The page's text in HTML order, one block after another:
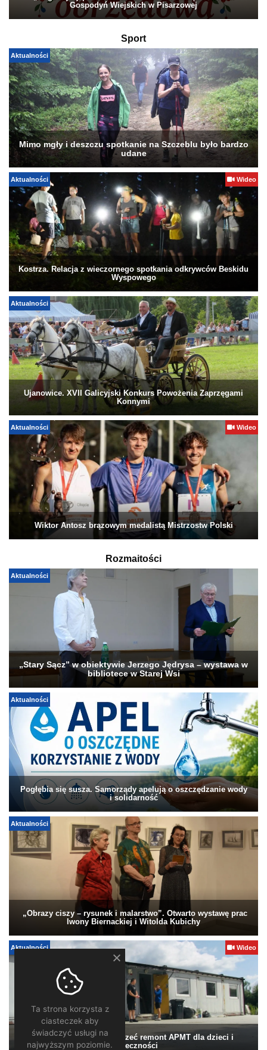
Gospodyń Wiejskich w Pisarzowej
Sport
Aktualności
Mimo mgły i deszczu spotkanie na Szczeblu było bardzo
udane
Aktualności Wideo
Kostrza. Relacja z wieczornego spotkania odkrywców Beskidu
Wyspowego
Aktualności
Ujanowice. XVII Galicyjski Konkurs Powożenia Zaprzęgami
Konnymi
Aktualności Wideo
Wiktor Antosz brązowym medalistą Mistrzostw Polski
Rozmaitości
Aktualności
„Stary Sącz” w obiektywie Jerzego Jędrysa – wystawa w
bibliotece w Starej Wsi
Aktualności
Pogłębia się susza. Samorządy apelują o oszczędzanie wody
i solidarność
Aktualności
„Obrazy ciszy – rysunek i malarstwo”. Otwarto wystawę prac
Iwony Biernackiej i Witolda Kubichy
Aktualności Wideo
Pomagamy. Warto wesprzeć remont APMT dla dzieci i
społeczności
Ta strona korzysta z
ciasteczek aby
świadczyć usługi na
najwyższym poziomie.